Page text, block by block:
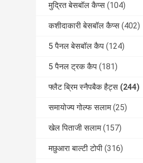
मुद्रित बेसबॉल कैप्स (104)
कशीदाकारी बेसबॉल कैप्स (402)
5 पैनल बेसबॉल कैप (124)
5 पैनल ट्रक कैप (181)
फ्लैट ब्रिम स्नैपबैक हैट्स (244)
समायोज्य गोल्फ सलाम (25)
खेल पिताजी सलाम (157)
मछुआरा बाल्टी टोपी (316)